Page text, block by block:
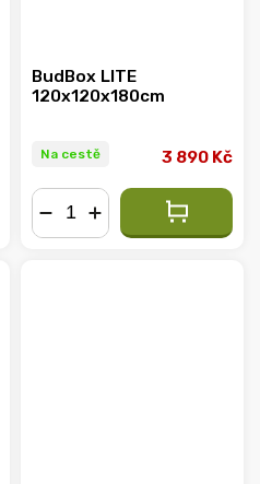
BudBox LITE
120x120x180cm
Na cestě 3 890 Kč